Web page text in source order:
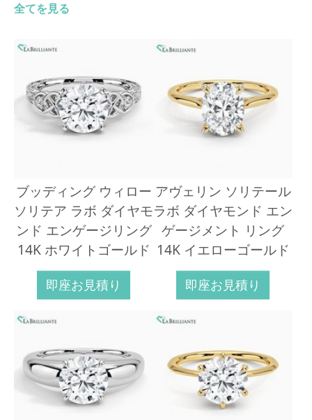
全てを見る
ブッディング ウィロー
ソリテア ラボ ダイヤモ
ンド エンゲージリング
14K ホワイトゴールド
即座お見積り
アヴェリン ソリテール
ラボ ダイヤモンド エン
ゲージメント リング
14K イエローゴールド
即座お見積り